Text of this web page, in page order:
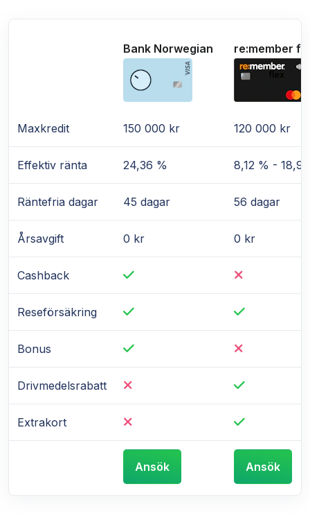
Bank Norwegian re:member
Maxkredit 150 000 kr 120 000 kr
Effektiv ränta 24,36 % 8,12 % -
Räntefria dagar 45 dagar 56 dagar
Årsavgift 0 kr 0 kr
Cashback
Reseförsäkring
Bonus
Drivmedelsrabatt
Extrakort
Ansök Ansök